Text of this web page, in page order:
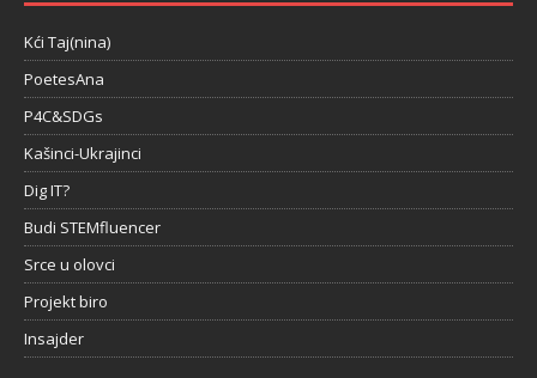
Kći Taj(nina)
PoetesAna
P4C&SDGs
Kašinci-Ukrajinci
Dig IT?
Budi STEMfluencer
Srce u olovci
Projekt biro
Insajder